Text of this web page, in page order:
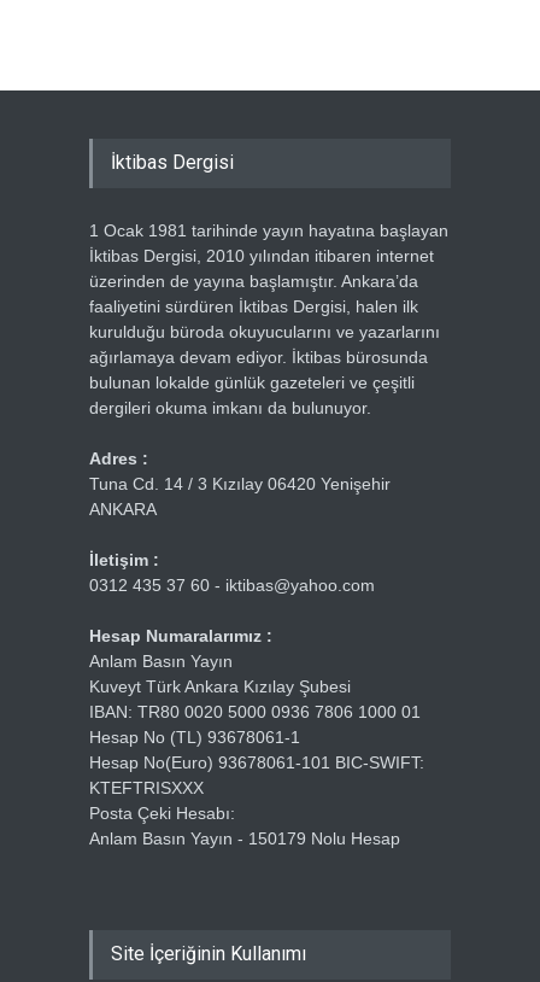
İktibas Dergisi
1 Ocak 1981 tarihinde yayın hayatına başlayan
İktibas Dergisi, 2010 yılından itibaren internet
üzerinden de yayına başlamıştır. Ankara’da
faaliyetini sürdüren İktibas Dergisi, halen ilk
kurulduğu büroda okuyucularını ve yazarlarını
ağırlamaya devam ediyor. İktibas bürosunda
bulunan lokalde günlük gazeteleri ve çeşitli
dergileri okuma imkanı da bulunuyor.
Adres :
Tuna Cd. 14 / 3 Kızılay 06420 Yenişehir
ANKARA
İletişim :
0312 435 37 60 - iktibas@yahoo.com
Hesap Numaralarımız :
Anlam Basın Yayın
Kuveyt Türk Ankara Kızılay Şubesi
IBAN: TR80 0020 5000 0936 7806 1000 01
Hesap No (TL) 93678061-1
Hesap No(Euro) 93678061-101 BIC-SWIFT:
KTEFTRISXXX
Posta Çeki Hesabı:
Anlam Basın Yayın - 150179 Nolu Hesap
Site İçeriğinin Kullanımı